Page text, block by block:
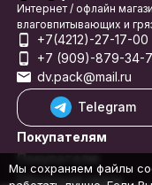
Интернет / офлайн
влаговпитывающих и
+7(4212)-27-17-00
+7 (909)-879-34-
dv.pack@mail.ru
Telegram
Покупателям
Покупателю
Обратная связь
Мы сохраняем файлы